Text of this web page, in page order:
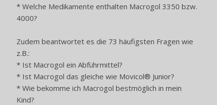
* Welche Medikamente enthalten Macrogol 3350 bzw.
4000?
Zudem beantwortet es die 73 häufigsten Fragen wie
z.B.:
* Ist Macrogol ein Abführmittel?
* Ist Macrogol das gleiche wie Movicol® Junior?
* Wie bekomme ich Macrogol bestmöglich in mein
Kind?